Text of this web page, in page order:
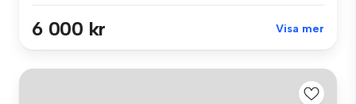
6 000 kr Visa mer